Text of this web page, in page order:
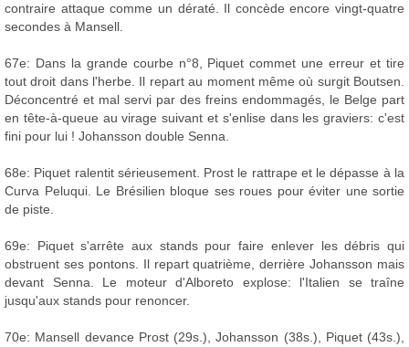
contraire attaque comme un dératé. Il concède encore vingt-quatre
secondes à Mansell.
67e: Dans la grande courbe n°8, Piquet commet une erreur et tire
tout droit dans l'herbe. Il repart au moment même où surgit Boutsen.
Déconcentré et mal servi par des freins endommagés, le Belge part
en tête-à-queue au virage suivant et s'enlise dans les graviers: c'est
fini pour lui ! Johansson double Senna.
68e: Piquet ralentit sérieusement. Prost le rattrape et le dépasse à la
Curva Peluqui. Le Brésilien bloque ses roues pour éviter une sortie
de piste.
69e: Piquet s'arrête aux stands pour faire enlever les débris qui
obstruent ses pontons. Il repart quatrième, derrière Johansson mais
devant Senna. Le moteur d'Alboreto explose: l'Italien se traîne
jusqu'aux stands pour renoncer.
70e: Mansell devance Prost (29s.), Johansson (38s.), Piquet (43s.),